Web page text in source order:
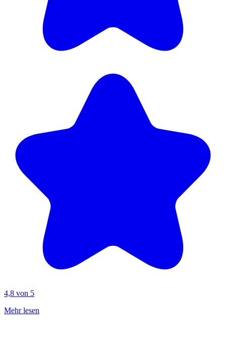
4,8 von 5
Mehr lesen